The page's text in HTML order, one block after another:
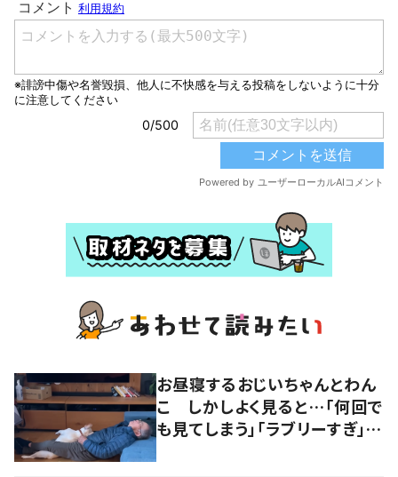
お昼寝するおじいちゃんとわん
こ しかしよく見ると…「何回で
も見てしまう」「ラブリーすぎ」の